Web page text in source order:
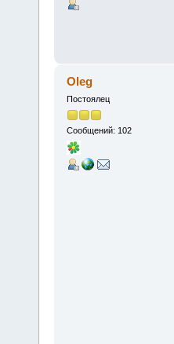
Oleg
Постоялец
Сообщений: 102